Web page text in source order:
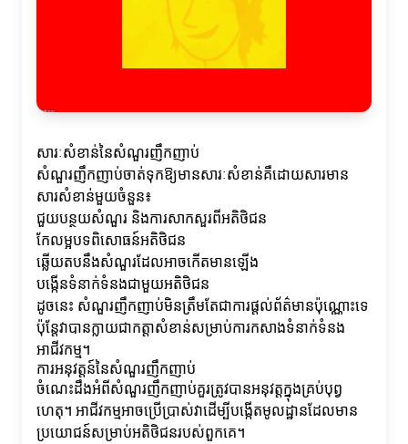
សារៈសំខាន់នៃសំណួរញឹកញាប់
សំណួរញឹកញាប់ចាត់ទុកឱ្យមានសារៈសំខាន់គឺដោយសារមាន
សារសំខាន់មួយចំនួន៖
ជួយបន្ថយសំណួរ និងការសាកសួរពីអតិថិជន
កែលម្អបទពិសោធន៍អតិថិជន
ឆ្លើយតបនឹងសំណួរដែលអាចកើតមានឡើង
បង្កើនទំនាក់ទំនងជាមួយអតិថិជន
ដូចនេះ សំណួរញឹកញាប់មិនត្រឹមតែជាការផ្តល់ព័ត៌មានប៉ុណ្ណោះទេ
ប៉ុន្តែវាបានក្លាយជាកត្តាសំខាន់សម្រាប់ការកសាងទំនាក់ទំនង
អាជីវកម្ម។
ការអនុវត្តន៍នៃសំណួរញឹកញាប់
ចំណេះដឹងអំពីសំណួរញឹកញាប់គួរត្រូវបានអនុវត្តក្នុងគ្រប់បុព្វ
ហេតុ។ អាជីវកម្មអាចប្រើប្រាស់វាដើម្បីបង្កើតមូលដ្ឋានដែលមាន
ប្រយោជន៍សម្រាប់អតិថិជនរបស់ពួកគេ។